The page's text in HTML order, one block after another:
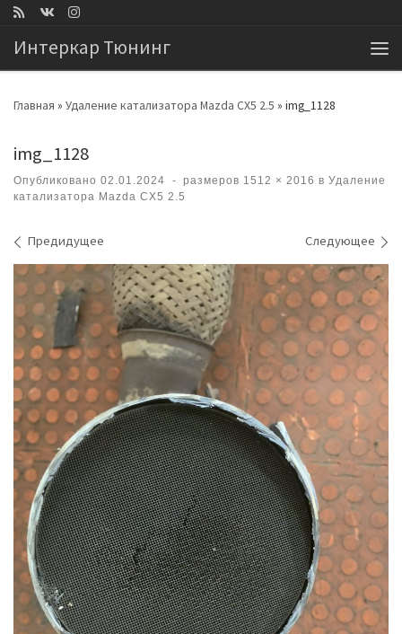
Интеркар Тюнинг
Главная » Удаление катализатора Mazda CX5 2.5 » img_1128
img_1128
Опубликовано 02.01.2024 - размеров 1512 × 2016 в Удаление
катализатора Mazda CX5 2.5
Навигация по изображениям
Предидущее Следующее